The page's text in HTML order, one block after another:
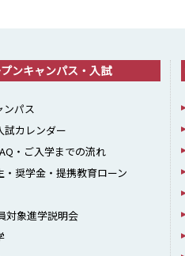
ンキャンパス・入試
ンパス
試カレンダー
・ご入学までの流れ
・奨学金・提携教育ローン
対象進学説明会